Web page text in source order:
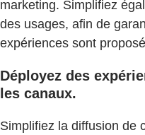
marketing. Simplifiez
des usages, afin de
expériences sont
Déployez des
les canaux.
Simplifiez la diffusion de